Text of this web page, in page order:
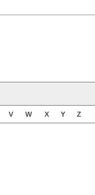
V W X Y Z